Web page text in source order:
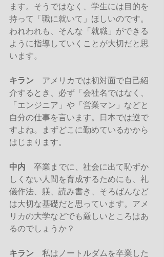
ます。そうではなく、学生には目的を
持って「職に就いて」ほしいのです。
われわれも、そんな「就職」ができる
ように指導していくことが大切だと思
います。
キラン アメリカでは初対面で自己紹
介するとき、必ず「会社名ではなく、
「エンジニア」や「営業マン」などと
自分の仕事を言います。日本では逆で
すよね。まずどこに勤めているかから
はじまります。
中内 卒業までに、社会に出て恥ずか
しくない人間を育成するためにも、礼
儀作法、躾、読み書き、そろばんなど
は大切な基礎だと思っています。アメ
リカの大学などでも厳しいところはあ
るのでしょうか？
キラン 私はノートルダムを卒業した